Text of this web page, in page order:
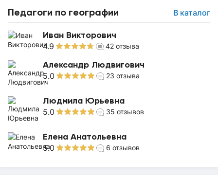
Педагоги по географии В каталог
Иван Викторович
4.9 42 отзыва
Александр Людвигович
5.0 23 отзыва
Людмила Юрьевна
5.0 35 отзывов
Елена Анатольевна
5.0 6 отзывов